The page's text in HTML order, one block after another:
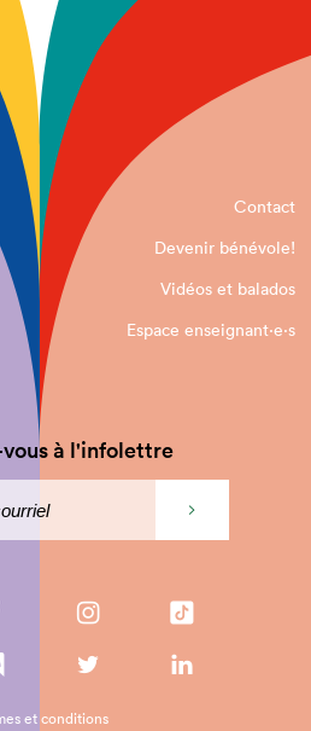
Contact
Devenir bénévole!
Vidéos et balados
Espace enseignant·e⋅s
à l'infolettre
et conditions